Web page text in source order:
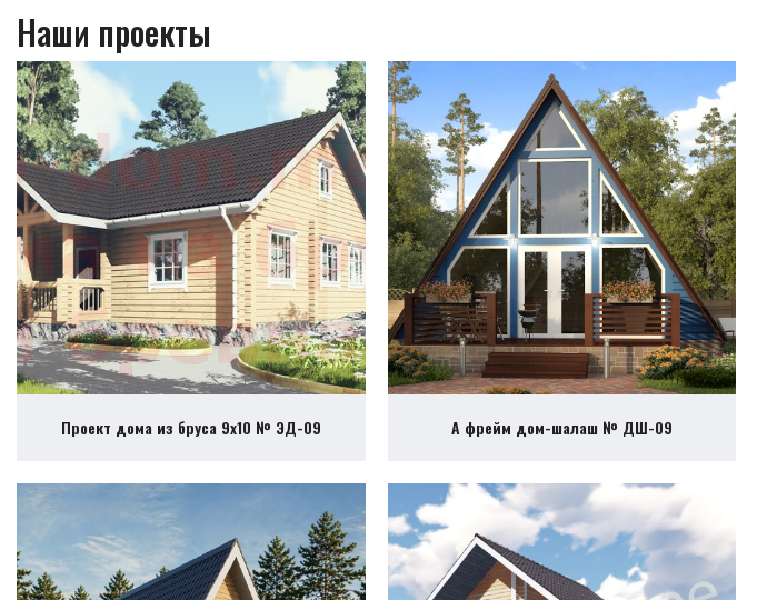
Наши проекты
Проект дома из бруса 9х10 № ЭД-09 А фрейм дом-шалаш № ДШ-09